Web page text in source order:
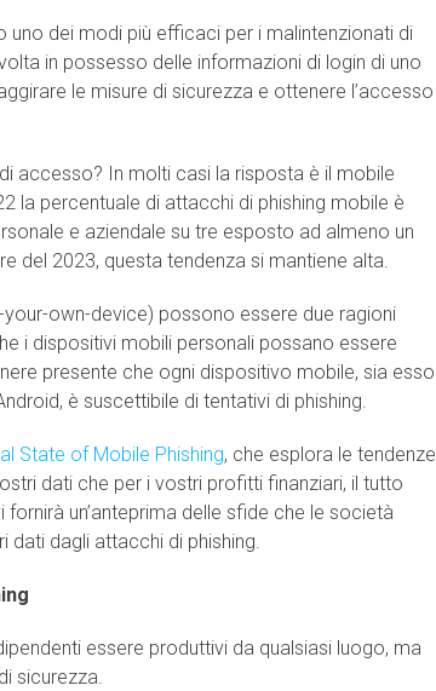
dei modi più efficaci per i malintenzionati di
in possesso delle informazioni di login di uno
le misure di sicurezza e ottenere l’accesso
accesso? In molti casi la risposta è il mobile
la percentuale di attacchi di phishing mobile è
e aziendale su tre esposto ad almeno un
del 2023, questa tendenza si mantiene alta.
your-own-device) possono essere due ragioni
i dispositivi mobili personali possano essere
presente che ogni dispositivo mobile, sia esso
è suscettibile di tentativi di phishing.
State of Mobile Phishing, che esplora le tendenze
dati che per i vostri profitti finanziari, il tutto
un’anteprima delle sfide che le società
dagli attacchi di phishing.
essere produttivi da qualsiasi luogo, ma
sicurezza.